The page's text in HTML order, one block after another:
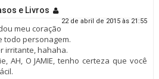
e Livros
22 de abril de 2015 às 21:55
meu coração
todo personagem.
irritante, hahaha.
AH, O JAMIE, tenho certeza que você